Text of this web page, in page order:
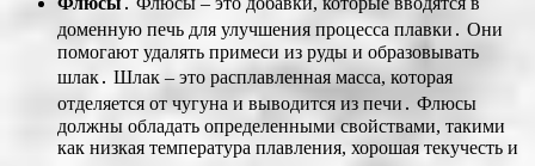
доменную печь для улучшения процесса плавки․ Они
помогают удалять примеси из руды и образовывать
шлак․ Шлак ‒ это расплавленная масса, которая
отделяется от чугуна и выводится из печи․ Флюсы
должны обладать определенными свойствами, такими
как низкая температура плавления, хорошая текучесть и